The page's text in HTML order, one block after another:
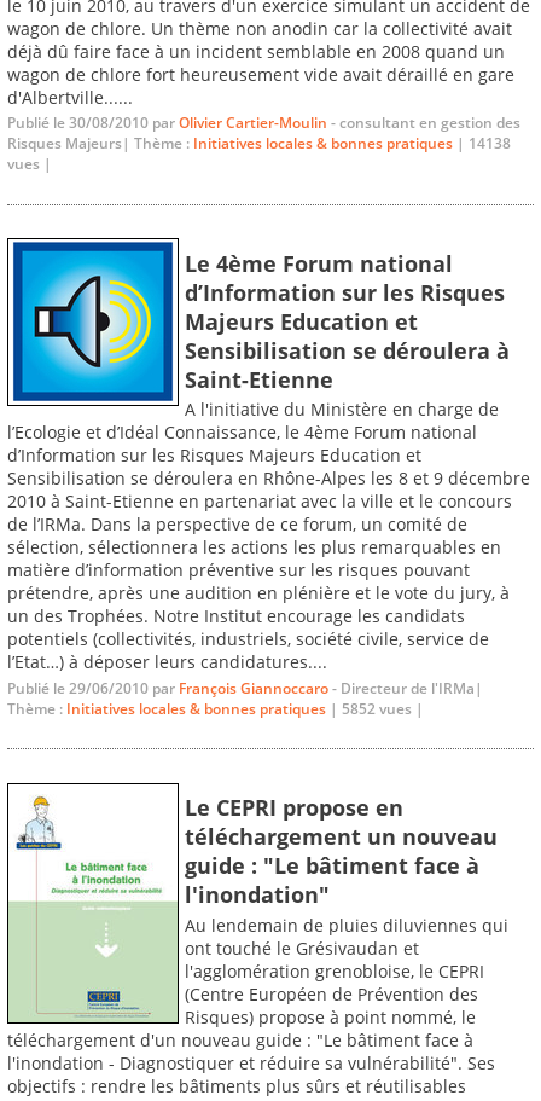
le 10 juin 2010, au travers d'un exercice simulant un accident de
wagon de chlore. Un thème non anodin car la collectivité avait
déjà dû faire face à un incident semblable en 2008 quand un
wagon de chlore fort heureusement vide avait déraillé en gare
d'Albertville......
Publié le 30/08/2010 parOlivier Cartier-Moulin - consultant en gestion des
Risques Majeurs| Thème : Initiatives locales & bonnes pratiques | 14138
vues |
Le 4ème Forum national
d’Information sur les Risques
Majeurs Education et
Sensibilisation se déroulera à
Saint-Etienne
A l'initiative du Ministère en charge de
l’Ecologie et d’Idéal Connaissance, le 4ème Forum national
d’Information sur les Risques Majeurs Education et
Sensibilisation se déroulera en Rhône-Alpes les 8 et 9 décembre
2010 à Saint-Etienne en partenariat avec la ville et le concours
de l’IRMa. Dans la perspective de ce forum, un comité de
sélection, sélectionnera les actions les plus remarquables en
matière d’information préventive sur les risques pouvant
prétendre, après une audition en plénière et le vote du jury, à
un des Trophées. Notre Institut encourage les candidats
potentiels (collectivités, industriels, société civile, service de
l’Etat…) à déposer leurs candidatures....
Publié le 29/06/2010 par François Giannoccaro- Directeur de l'IRMa|
Thème : Initiatives locales & bonnes pratiques | 5852 vues |
Le CEPRI propose en
téléchargement un nouveau
guide : "Le bâtiment face à
l'inondation"
Au lendemain de pluies diluviennes qui
ont touché le Grésivaudan et
l'agglomération grenobloise, le CEPRI
(Centre Européen de Prévention des
Risques) propose à point nommé, le
téléchargement d'un nouveau guide : "Le bâtiment face à
l'inondation - Diagnostiquer et réduire sa vulnérabilité". Ses
objectifs : rendre les bâtiments plus sûrs et réutilisables